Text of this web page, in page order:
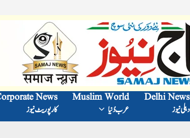
Delhi News
دہلی نیوز
Muslim World
عرب دُنیا
News
کارپوریٹ نیوز